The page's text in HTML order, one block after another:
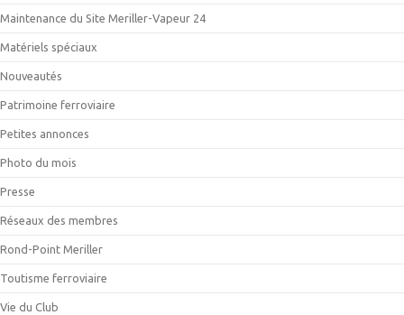
Maintenance du Site Meriller-Vapeur 24
Matériels spéciaux
Nouveautés
Patrimoine ferroviaire
Petites annonces
Photo du mois
Presse
Réseaux des membres
Rond-Point Meriller
Toutisme ferroviaire
Vie du Club